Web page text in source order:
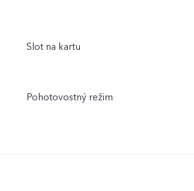
Slot na kartu
Pohotovostný režim